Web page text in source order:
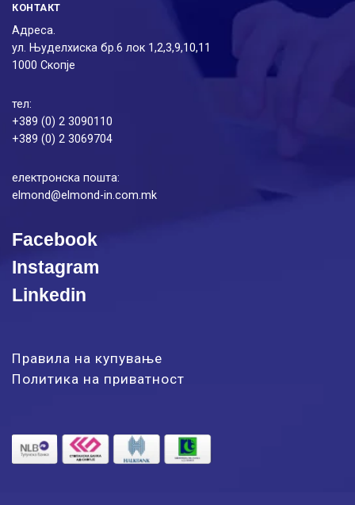
КОНТАКТ
Адреса.
ул. Њуделхиска бр.6 лок 1,2,3,9,10,11
1000 Скопје
тел:
+389 (0) 2 3090110
+389 (0) 2 3069704
електронска пошта:
elmond@elmond-in.com.mk
Facebook
Instagram
Linkedin
Правила на купување
Политика на приватност